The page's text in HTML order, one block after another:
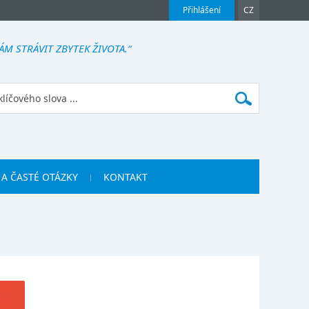
Přihlášení CZ
STRÁVIT ZBYTEK ŽIVOTA.“
ČASTÉ OTÁZKY KONTAKT